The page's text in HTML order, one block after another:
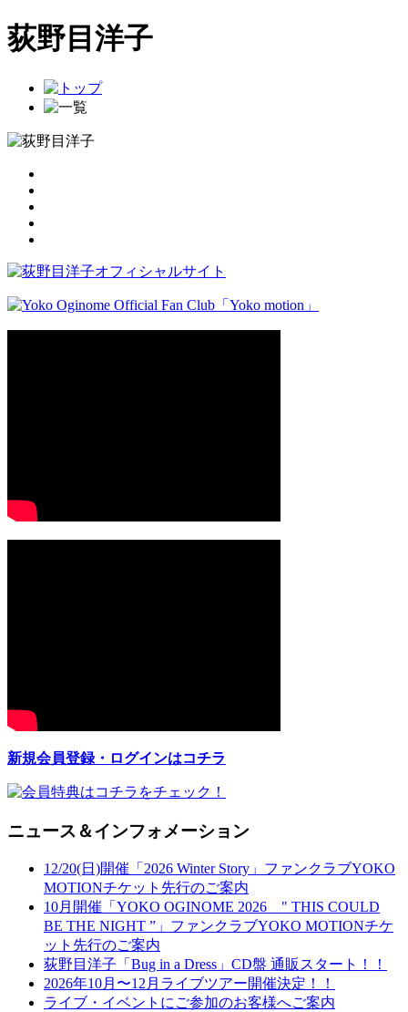
荻野目洋子
新規会員登録・ログインはコチラ
ニュース＆インフォメーション
12/20(日)開催「2026 Winter Story」ファンクラブYOKO
MOTIONチケット先行のご案内
10月開催「YOKO OGINOME 2026 " THIS COULD
BE THE NIGHT ”」ファンクラブYOKO MOTIONチケ
ット先行のご案内
荻野目洋子「Bug in a Dress」CD盤 通販スタート！！
2026年10月〜12月ライブツアー開催決定！！
ライブ・イベントにご参加のお客様へご案内